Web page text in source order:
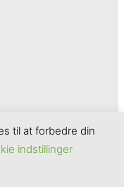
til at forbedre din
indstillinger